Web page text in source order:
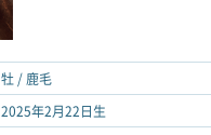
牡 / 鹿毛
2025年2月22日生